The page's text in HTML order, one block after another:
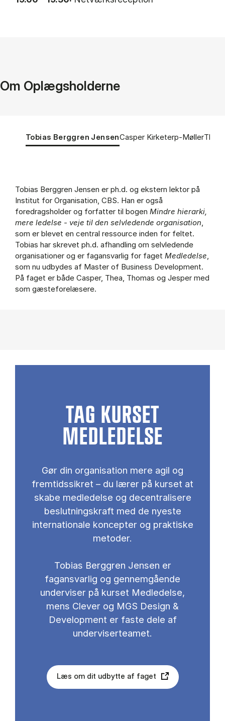
Om Oplægsholderne
Tablist controls
Show panel
Tobias Berggren JensenShow panel
Casper Kirketerp-MøllerShow
Thea
Tobias Berggren Jensen (Panel content)
Tobias Berggren Jensen er ph.d. og ekstern lektor på
Institut for Organisation, CBS. Han er også
foredragsholder og forfatter til bogen Mindre hierarki,
mere ledelse - veje til den selvledende organisation,
som er blevet en central ressource inden for feltet.
Tobias har skrevet ph.d. afhandling om selvledende
organisationer og er fagansvarlig for faget Medledelse,
som nu udbydes af Master of Business Development.
På faget er både Casper, Thea, Thomas og Jesper med
som gæsteforelæsere.
TAG KURSET
MEDLEDELSE
Gør din organisation mere agil og
fremtidssikret – du lærer på kurset at
skabe medledelse og decentralisere
beslutningskraft med de nyeste
internationale koncepter og praktiske
metoder.
Tobias Berggren Jensen er
fagansvarlig og gennemgående
underviser på kurset Medledelse,
mens Clever og MGS Design &
Development er faste dele af
underviserteamet.
Læs om dit udbytte af faget